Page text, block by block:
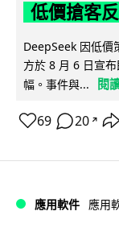
低價搶客
DeepSeek 因低價
方於 8 月 6 日宣
幅。事件與...
閱
69 20 ↗
應用軟件 應用